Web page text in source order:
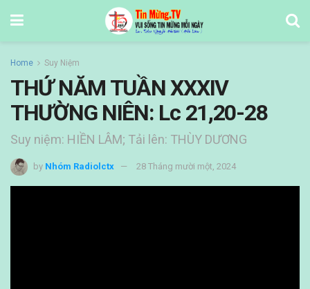
Home Suy Niệm
THỨ NĂM TUẦN XXXIV
THƯỜNG NIÊN: Lc 21,20-28
Suy niệm: HIỀN LÂM; Tải lên: THÙY DƯƠNG
by Nhóm Radiolctx 28 Tháng mười một, 2024